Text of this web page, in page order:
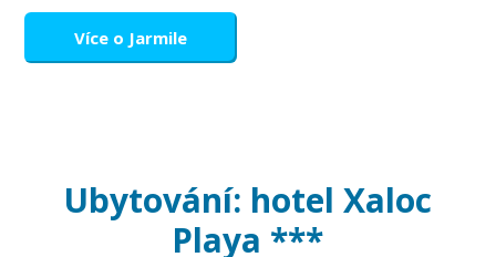
Více o Jarmile
Ubytování: hotel Xaloc
Playa ***